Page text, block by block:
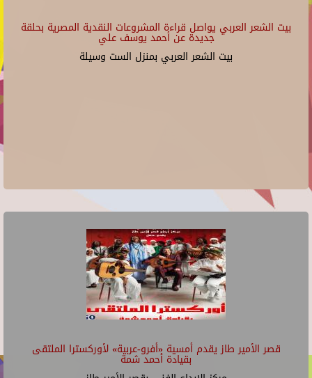
بيت الشعر العربي يواصل قراءة المشروعات النقدية المصرية بحلقة
جديدة عن أحمد يوسف علي
بيت الشعر العربي بمنزل الست وسيلة
قصر الأمير طاز يقدم أمسية «أفرو-عربية» لأوركسترا الملتقى
بقيادة أحمد شمة